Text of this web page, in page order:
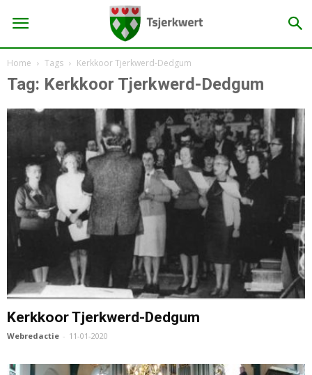
Home Tags Kerkkoor Tjerkwerd-Dedgum
Tag: Kerkkoor Tjerkwerd-Dedgum
Kerkkoor Tjerkwerd-Dedgum
Webredactie - 11-01-2020